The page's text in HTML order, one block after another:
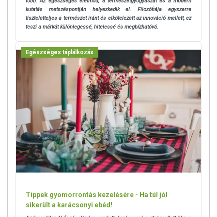
LOT: Lásd a címkén vagy a doboz alján.
Felbontás után hűtőben tárolva 2 hónapon belül elfogyasztandó.
Figyelmeztetés: Az ajánlott napi fogyasztási mennyiséget ne lépje
túl! Hatóanyagokkal szembeni túlérzékenység esetén alkalmazása
nem ajánlott. Nem helyettesíti a kiegyensúlyozott, vegyes étrendet és
az egészséges életmódot. A készítmény természetes voltából eredően
üledékképződés előfordulhat, ez azonban nem befolyásolja a termék
minőségét és hatékonyságát. A készítmény színe, íze, állaga
termékenként változhat. A Natur Tanya® Aloe Vera ital Natur
minőségének megóvásáról a nem áttetsző PET palack gondoskodik.
100%-ban Magyar tulajdonú cég. A termék megvásárlásával magyar
munkahelyeket támogat!
hogy naprakészek legyenek. Szeretnénk felhívni azonban a figyelmet,
hogy ennek ellenére a webshopon szereplő adatok (beleértve a
kutatás metszéspontján helyezkedik el. Filozófiája egyszerre
tiszteletteljes a természet iránt és elkötelezett az innováció mellett, ez
teszi a márkát különlegessé, hitelessé és megbízhatóvá.
Egészséges táplálkozás
Tippek gyomorrontás kezelésére - Ha túl jól
sikerült a karácsonyi ebéd!